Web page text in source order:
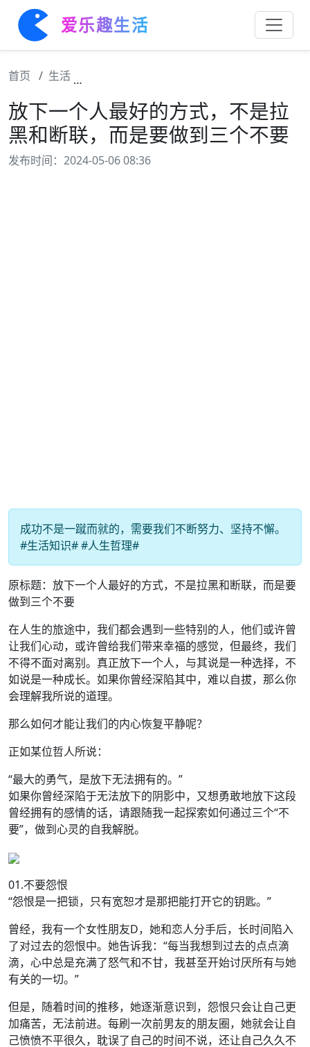
爱乐趣生活
首页 生活
放下一个人最好的方式，不是拉
黑和断联，而是要做到三个不要
发布时间：2024-05-06 08:36
成功不是一蹴而就的，需要我们不断努力、坚持不懈。
#生活知识# #人生哲理#
原标题：放下一个人最好的方式，不是拉黑和断联，而是要
做到三个不要
在人生的旅途中，我们都会遇到一些特别的人，他们或许曾
让我们心动，或许曾给我们带来幸福的感觉，但最终，我们
不得不面对离别。真正放下一个人，与其说是一种选择，不
如说是一种成长。如果你曾经深陷其中，难以自拔，那么你
会理解我所说的道理。
那么如何才能让我们的内心恢复平静呢？
正如某位哲人所说：
“最大的勇气，是放下无法拥有的。”
如果你曾经深陷于无法放下的阴影中，又想勇敢地放下这段
曾经拥有的感情的话，请跟随我一起探索如何通过三个“不
要”，做到心灵的自我解脱。
01.不要怨恨
“怨恨是一把锁，只有宽恕才是那把能打开它的钥匙。”
曾经，我有一个女性朋友D，她和恋人分手后，长时间陷入
了对过去的怨恨中。她告诉我：“每当我想到过去的点点滴
滴，心中总是充满了怒气和不甘，我甚至开始讨厌所有与她
有关的一切。”
但是，随着时间的推移，她逐渐意识到，怨恨只会让自己更
加痛苦，无法前进。每刷一次前男友的朋友圈，她就会让自
己愤愤不平很久，耽误了自己的时间不说，还让自己久久不